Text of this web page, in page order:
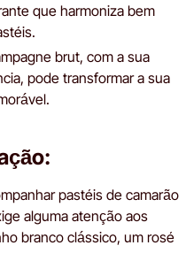
que harmoniza bem
brut, com a sua
pode transformar a sua
pastéis de camarão
alguma atenção aos
branco clássico, um rosé